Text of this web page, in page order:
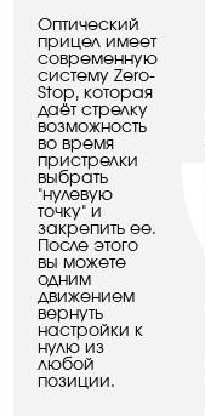
Оптический
прицел имеет
современную
систему Zero-
Stop, которая
даёт стрелку
возможность
во время
пристрелки
выбрать
"нулевую
точку" и
закрепить ее.
После этого
вы можете
одним
движением
вернуть
настройки к
нулю из
любой
позиции.